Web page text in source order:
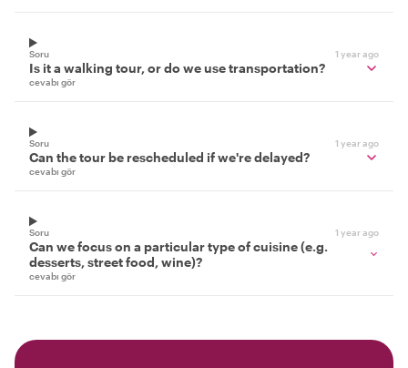
Soru 1 year ago
Is it a walking tour, or do we use transportation?
cevabı gör
Soru 1 year ago
Can the tour be rescheduled if we're delayed?
cevabı gör
Soru 1 year ago
Can we focus on a particular type of cuisine (e.g.
desserts, street food, wine)?
cevabı gör